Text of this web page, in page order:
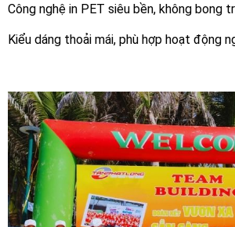
Công nghệ in PET siêu bền, không bong
Kiểu dáng thoải mái, phù hợp hoạt động